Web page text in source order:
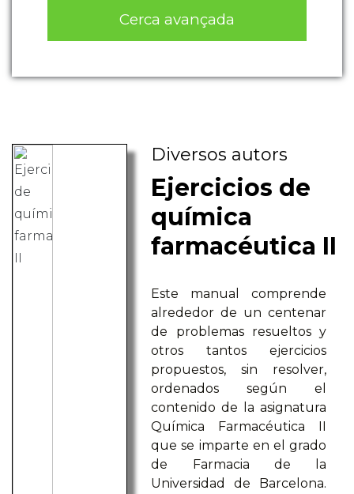
Cerca avançada
Diversos autors
Ejercicios de
química
farmacéutica II
Este manual comprende
alrededor de un centenar
de problemas resueltos y
otros tantos ejercicios
propuestos, sin resolver,
ordenados según el
contenido de la asignatura
Química Farmacéutica II
que se imparte en el grado
de Farmacia de la
Universidad de Barcelona.